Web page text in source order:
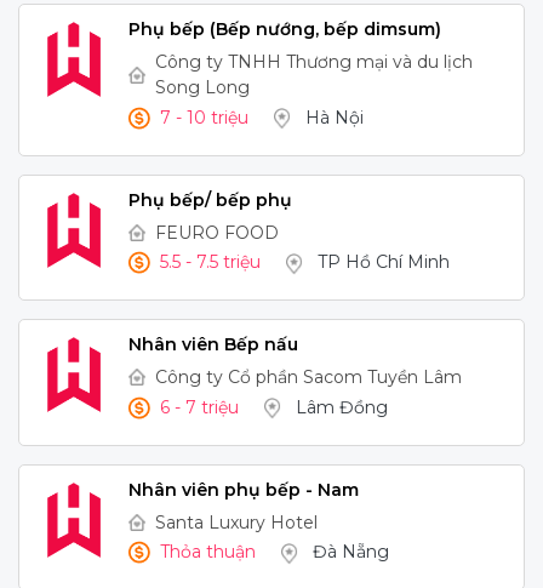
Phụ bếp (Bếp nướng, bếp dimsum)
Công ty TNHH Thương mại và du lịch
Song Long
7 - 10 triệu
Hà Nội
Phụ bếp/ bếp phụ
FEURO FOOD
5.5 - 7.5 triệu
TP Hồ Chí Minh
Nhân viên Bếp nấu
Công ty Cổ phần Sacom Tuyền Lâm
6 - 7 triệu
Lâm Đồng
Nhân viên phụ bếp - Nam
Santa Luxury Hotel
Thỏa thuận
Đà Nẵng